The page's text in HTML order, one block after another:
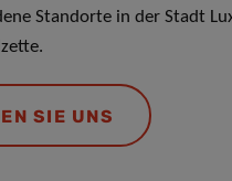
Standorte in der Stadt
SIE UNS